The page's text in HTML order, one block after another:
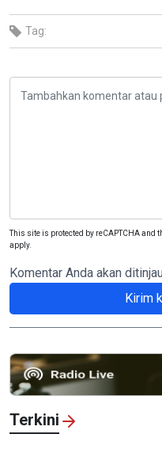
Tag:
This site is protected by reCAPTCHA and
apply.
Komentar Anda akan
Kirim
Terkini